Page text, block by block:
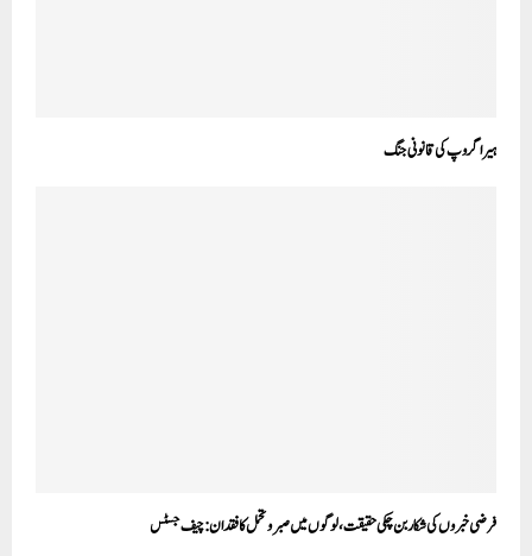
ہیراگروپ کی قانونی جنگ
فرضی خبروں کی شکار بن چکی حقیقت، لوگوں میں صبر و تحمل کا فقدان: چیف جسٹس